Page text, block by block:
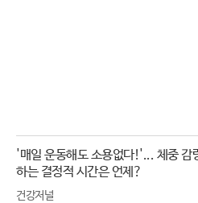
'매일 운동해도 소용없다!'... 체중 감
하는 결정적 시간은 언제?
건강저널